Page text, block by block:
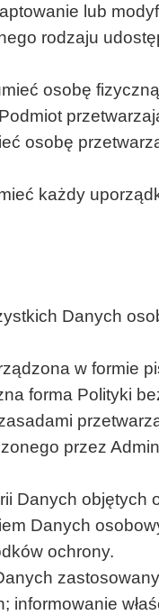
lub
rodzaju
osobę
osobę
każdy
Danych
w formie
forma Polityki
przez
Danych
Danych
ochrony.
informowanie